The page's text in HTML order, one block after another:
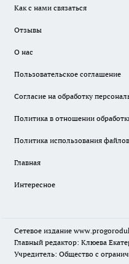
Как с нами связаться
Отзывы
О нас
Пользовательское соглашение
Согласие на обработку
Политика в отношении
Политика использования
Главная
Интересное
Сетевое издание
Главный редактор: Клюева
Учредитель: Общество с